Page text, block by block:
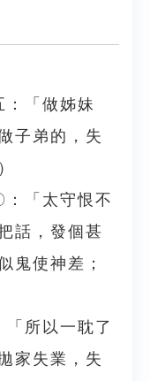
「做姊妹
子弟的，失
「太守恨不
話，發個甚
鬼使神差；
所以一耽了
家失業，失